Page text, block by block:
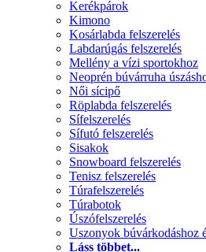
Kerékpárok
Kimono
Kosárlabda felszerelés
Labdarúgás felszerelés
Mellény a vízi sportokhoz
Neoprén búvárruha
Női sícipő
Röplabda felszerelés
Sífelszerelés
Sífutó felszerelés
Sisakok
Snowboard felszerelés
Tenisz felszerelés
Túrafelszerelés
Túrabotok
Úszófelszerelés
Uszonyok búvárkodáshoz
Láss többet...